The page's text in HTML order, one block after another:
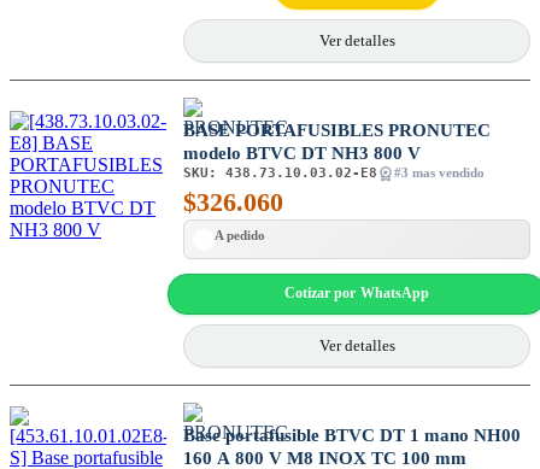
Ver detalles
BASE PORTAFUSIBLES PRONUTEC
modelo BTVC DT NH3 800 V
SKU: 438.73.10.03.02-E8 #3 mas vendido
$326.060
A pedido
Cotizar por WhatsApp
Ver detalles
Base portafusible BTVC DT 1 mano NH00
160 A 800 V M8 INOX TC 100 mm